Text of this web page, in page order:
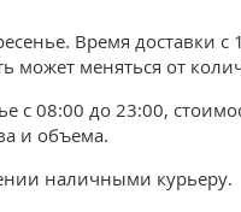
Время доставки с
может меняться от
с 08:00 до 23:00,
и объема.
наличными курьеру.